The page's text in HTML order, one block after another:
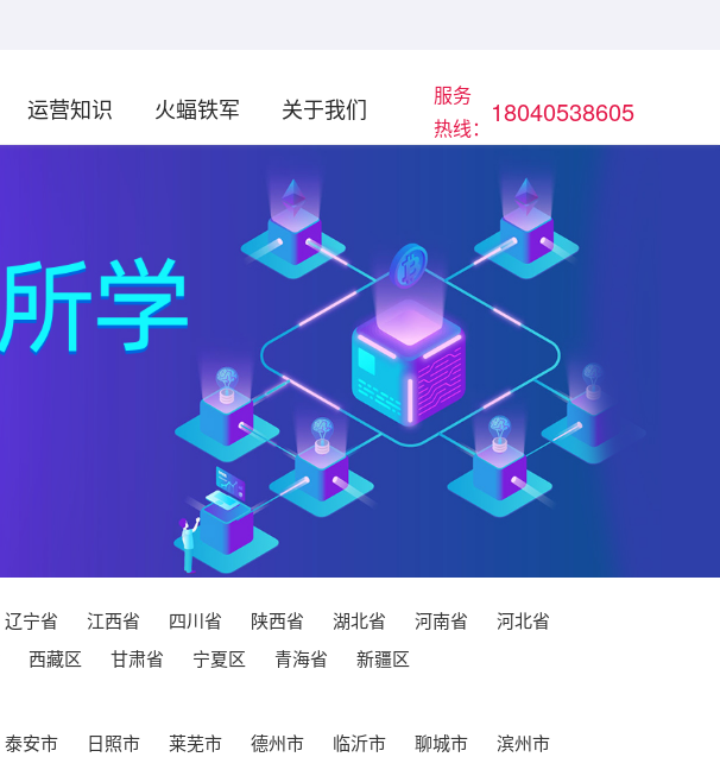
运营知识 火蝠铁军 关于我们
服务
热线： 18040538605
辽宁省 江西省 四川省 陕西省 湖北省 河南省
河北省
西藏区 甘肃省 宁夏区 青海省 新疆区
泰安市 日照市 莱芜市 德州市 临沂市 聊城市 滨州市